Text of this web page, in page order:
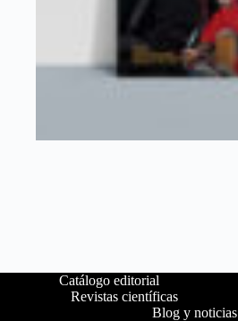
Catálogo editorial
Revistas científicas
Blog y noticias